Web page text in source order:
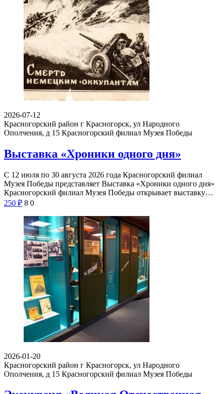
2026-07-12
Красногорский район г Красногорск, ул Народного
Ополчения, д 15 Красногорский филиал Музея Победы
Выставка «Хроники одного дня»
С 12 июля по 30 августа 2026 года Красногорский филиал
Музея Победы представляет Выставка «Хроники одного дня»
Красногорский филиал Музея Победы открывает выставку…
250 ₽ 8 0
2026-01-20
Красногорский район г Красногорск, ул Народного
Ополчения, д 15 Красногорский филиал Музея Победы